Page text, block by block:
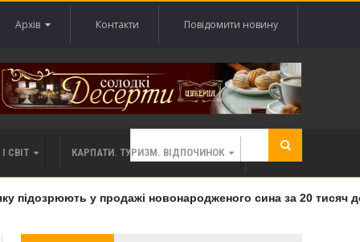
Архів Контакти Повідомити новину
СВІТ КАРПАТИ. ТУРИЗМ. ВІДПОЧИНОК
у продажі новонародженого сина за 20 тисяч